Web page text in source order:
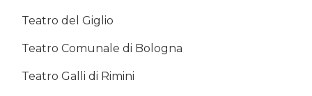
Teatro del Giglio
Teatro Comunale di Bologna
Teatro Galli di Rimini